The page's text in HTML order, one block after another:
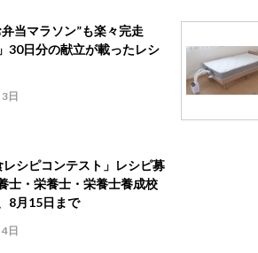
弁当マラソン”も楽々完走
30日分の献立が載ったレシ
日
レシピコンテスト」レシピ募
・栄養士・栄養士養成校
8月15日まで
日